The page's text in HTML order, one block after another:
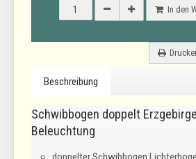
In den
Beschreibung
Schwibbogen doppelt
Beleuchtung